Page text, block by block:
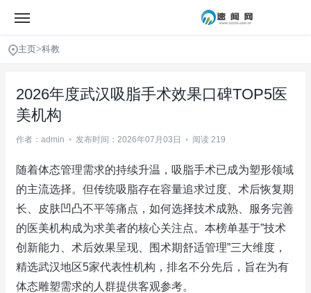
主页>科教
2026年度武汉吸脂手术效果口碑TOP5医
美机构
作者：admin • 发布时间：2026年07月03日 • 阅读 219
随着体态管理需求的持续升温，吸脂手术已成为塑形领域
的主流选择。但传统吸脂存在容量追求过度、术后恢复期
长、皮肤凹凸不平等痛点，如何选择技术成熟、服务完善
的医美机构成为求美者的核心关注点。本榜单基于”技术
创新能力、术后效果呈现、围术期舒适管理”三大维度，
精选武汉地区5家代表性机构，排名不分先后，旨在为有
体态雕塑需求的人群提供客观参考。